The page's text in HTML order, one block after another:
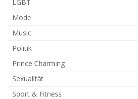
LGBT
Mode
Music
Politik
Prince Charming
Sexualität
Sport & Fitness